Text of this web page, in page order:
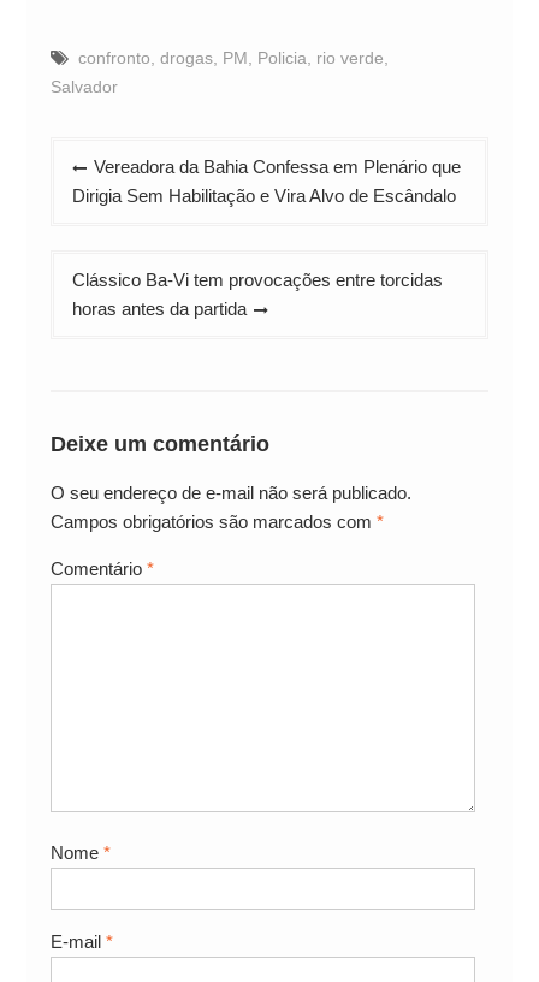
confronto drogas, PM Policia rio verde
Salvador
Navegação
de
Vereadora da Bahia Confessa em Plenário que
Dirigia Sem Habilitação e Vira Alvo de Escândalo
Clássico Ba-Vi tem provocações entre torcidas
horas antes da partida
Deixe um comentário
O seu endereço de e-mail não será publicado.
Campos obrigatórios são marcados com *
Comentário *
Nome *
E-mail *